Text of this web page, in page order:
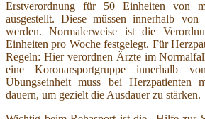
Erstverordnung für 50 Einheiten von
ausgestellt. Diese müssen innerhalb
werden. Normalerweise ist die
Einheiten pro Woche festgelegt. Für
Regeln: Hier verordnen Ärzte im
eine Koronarsportgruppe innerhalb
Übungseinheit muss bei Herzpatienten
dauern, um gezielt die Ausdauer zu stärken.